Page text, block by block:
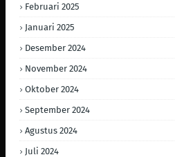
Februari 2025
Januari 2025
Desember 2024
November 2024
Oktober 2024
September 2024
Agustus 2024
Juli 2024